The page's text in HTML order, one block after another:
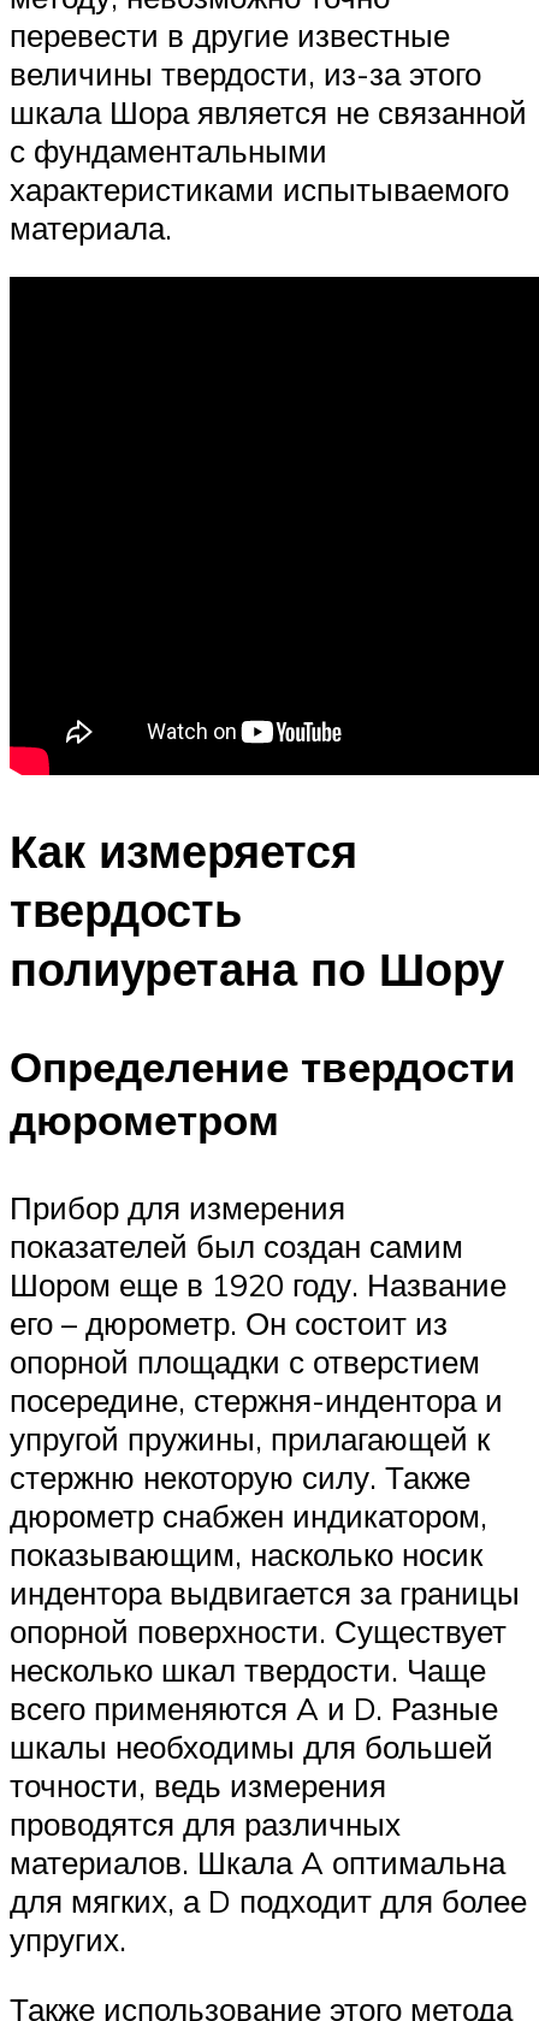
перевести в другие известные
величины твердости, из-за этого
шкала Шора является не связанной
с фундаментальными
характеристиками испытываемого
материала.
Как измеряется
твердость
полиуретана по Шору
Определение твердости
дюрометром
Прибор для измерения
показателей был создан самим
Шором еще в 1920 году. Название
его – дюрометр. Он состоит из
опорной площадки с отверстием
посередине, стержня-индентора и
упругой пружины, прилагающей к
стержню некоторую силу. Также
дюрометр снабжен индикатором,
показывающим, насколько носик
индентора выдвигается за границы
опорной поверхности. Существует
несколько шкал твердости. Чаще
всего применяются A и D. Разные
шкалы необходимы для большей
точности, ведь измерения
проводятся для различных
материалов. Шкала A оптимальна
для мягких, а D подходит для более
упругих.
Также использование этого метода